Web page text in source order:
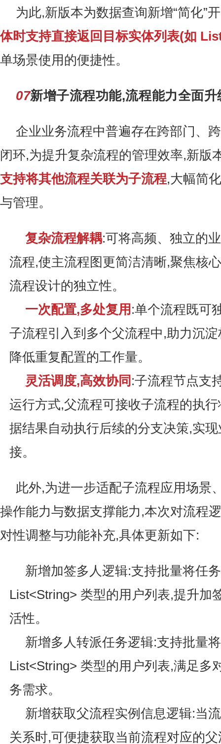
为此,新版本为数据查询新增“简化”
体时支持直接返回目标实体列表(如
单场景使用的便捷性。
07新增子流程功能,流程能力全面升
企业业务流程中普遍存在跨部门、
闭环,为提升复杂流程的管理效率,新版
支持将其他流程关联为子流程,大幅简
与管理。
复杂流程解耦:可将高频、独立的
流程,使主流程图更简洁清晰,聚焦核
流程设计的独立性。
一次配置,多处复用 :单个流程既可
子流程引入到多个父流程中,助力沉
降低重复配置的工作量。
灵活调度,高效协同 :子流程节点支
运行方式,父流程可接收子流程的执
据结果自动执行后续的分支决策,实
接。
此外,为进一步适配子流程应用场景
操作能力与数据支撑能力,本次对流程
对性调整与功能补充,具体更新如下:
新增加签多人逻辑:支持批量将任
List<String> 类型的用户列表,提升加
活性。
新增多人转派任务逻辑:支持批量
List<String> 类型的用户列表,满足多
务需求。
新增获取父流程实例信息逻辑:当
关系时,可便捷获取当前流程对应的